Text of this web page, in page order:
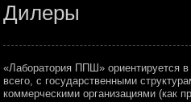
Дилеры
«Лаборатория ППШ» ориентируется
всего, с государственными
коммерческими организациями (как